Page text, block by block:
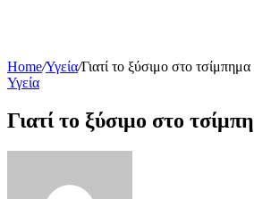
Home/Υγεία/Γιατί το ξύσιμο στο
Υγεία
Γιατί το ξύσιμο στο